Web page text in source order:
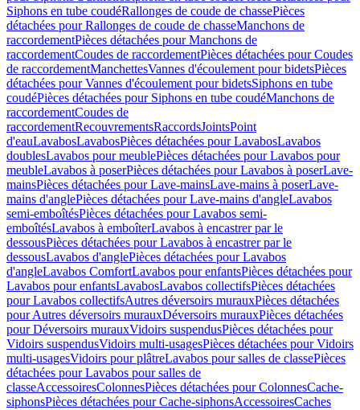
Siphons en tube coudéRallonges de coude de chassePièces
détachées pour Rallonges de coude de chasseManchons de
raccordementPièces détachées pour Manchons de
raccordementCoudes de raccordementPièces détachées pour Coudes
de raccordementManchettesVannes d'écoulement pour bidetsPièces
détachées pour Vannes d'écoulement pour bidetsSiphons en tube
coudéPièces détachées pour Siphons en tube coudéManchons de
raccordementCoudes de
raccordementRecouvrementsRaccordsJointsPoint
d'eauLavabosLavabosPièces détachées pour LavabosLavabos
doublesLavabos pour meublePièces détachées pour Lavabos pour
meubleLavabos à poserPièces détachées pour Lavabos à poserLave-
mainsPièces détachées pour Lave-mainsLave-mains à poserLave-
mains d'anglePièces détachées pour Lave-mains d'angleLavabos
semi-emboîtésPièces détachées pour Lavabos semi-
emboîtésLavabos à emboîterLavabos à encastrer par le
dessousPièces détachées pour Lavabos à encastrer par le
dessousLavabos d'anglePièces détachées pour Lavabos
d'angleLavabos ComfortLavabos pour enfantsPièces détachées pour
Lavabos pour enfantsLavabosLavabos collectifsPièces détachées
pour Lavabos collectifsAutres déversoirs murauxPièces détachées
pour Autres déversoirs murauxDéversoirs murauxPièces détachées
pour Déversoirs murauxVidoirs suspendusPièces détachées pour
Vidoirs suspendusVidoirs multi-usagesPièces détachées pour Vidoirs
multi-usagesVidoirs pour plâtreLavabos pour salles de classePièces
détachées pour Lavabos pour salles de
classeAccessoiresColonnesPièces détachées pour ColonnesCache-
siphonsPièces détachées pour Cache-siphonsAccessoiresCaches